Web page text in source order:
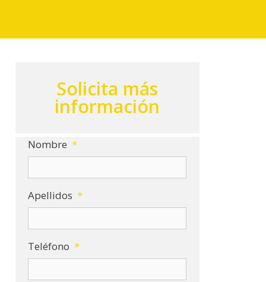
Solicita más
información
Nombre *
Apellidos *
Teléfono *